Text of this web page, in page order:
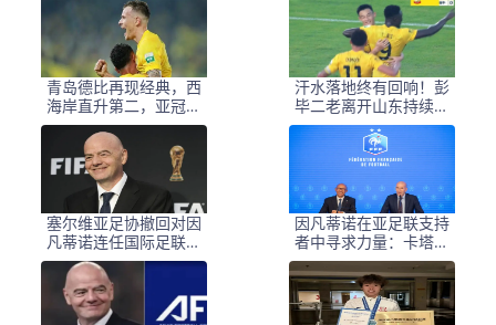
青岛德比再现经典，西
海岸直升第二，亚冠梦
想近在咫尺
汗水落地终有回响！彭
毕二老离开山东持续高
光，支持郑智以教练身
份征战亚冠
塞尔维亚足协撤回对因
凡蒂诺连任国际足联主
席的支持
因凡蒂诺在亚足联支持
者中寻求力量：卡塔尔
与阿联酋的立场引发关
注